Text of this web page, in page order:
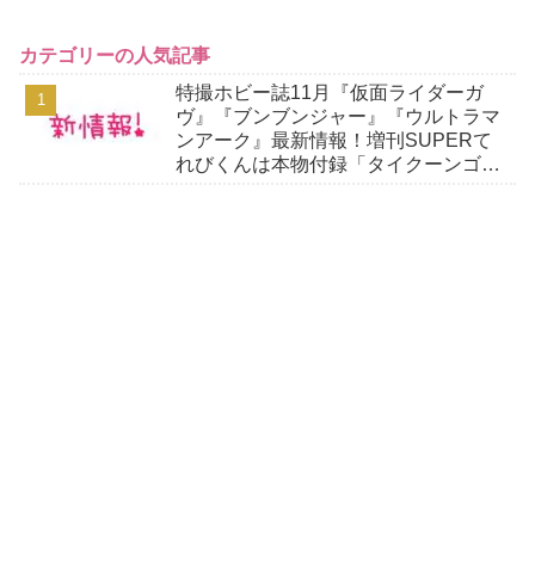
カテゴリーの人気記事
特撮ホビー誌11月『仮面ライダーガ
ヴ』『ブンブンジャー』『ウルトラマ
ンアーク』最新情報！増刊SUPERて
れびくんは本物付録「タイクーンゴチ